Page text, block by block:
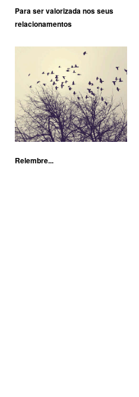
Para ser valorizada nos seus
relacionamentos
Relembre...